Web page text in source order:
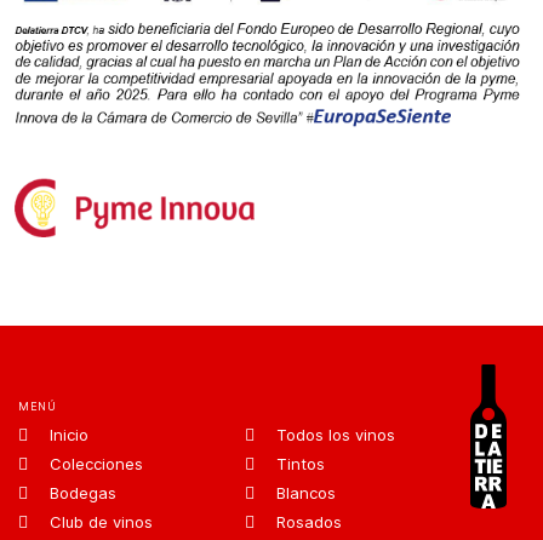
MENÚ
Inicio
Colecciones
Bodegas
Club de vinos
Todos los vinos
Tintos
Blancos
Rosados